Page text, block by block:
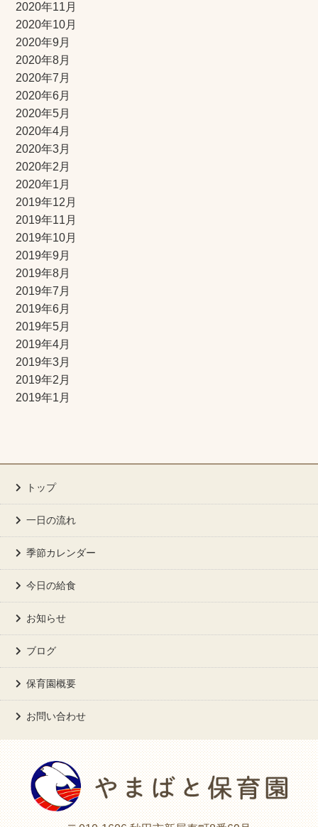
2020年11月
2020年10月
2020年9月
2020年8月
2020年7月
2020年6月
2020年5月
2020年4月
2020年3月
2020年2月
2020年1月
2019年12月
2019年11月
2019年10月
2019年9月
2019年8月
2019年7月
2019年6月
2019年5月
2019年4月
2019年3月
2019年2月
2019年1月
トップ
一日の流れ
季節カレンダー
今日の給食
お知らせ
ブログ
保育園概要
お問い合わせ